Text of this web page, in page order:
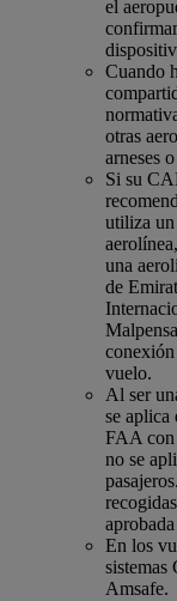
el
Cuando
otras
arneses
Si su
utiliza
una
de
vuelo.
Al ser
se aplica
FAA con
no se
En los
Amsafe.